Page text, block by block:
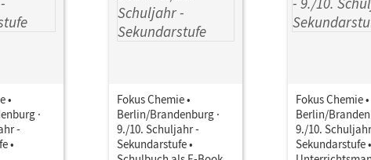
•
·
-
•
Fokus Chemie •
Berlin/Brandenburg ·
9./10. Schuljahr -
Sekundarstufe •
Fokus Chemie •
Berlin/
9./10.
Sekundarstufe •